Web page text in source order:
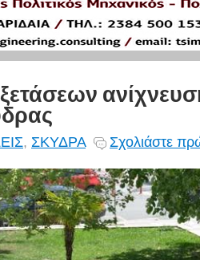
, ΣΚΥΔΡΑ Σχολιάστε